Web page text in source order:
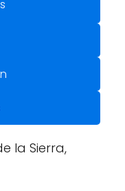
la Sierra,